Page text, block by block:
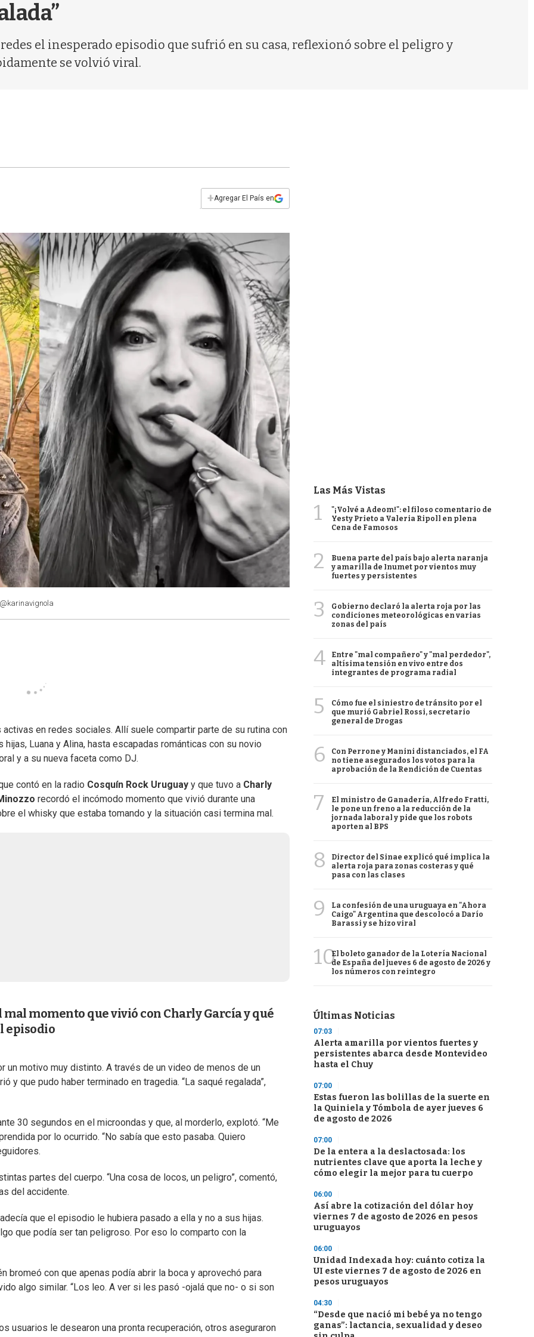
el inesperado episodio que sufrió en su casa, reflexionó sobre el peligro y
se volvió viral.
+Agregar El País en
@karinavignola
en redes sociales. Allí suele compartir parte de su rutina con
Luana y Alina, hasta escapadas románticas con su novio
y a su nueva faceta como DJ.
contó en la radio Cosquín Rock Uruguay y que tuvo a Charly
recordó el incómodo momento que vivió durante una
el whisky que estaba tomando y la situación casi termina mal.
momento que vivió con Charly García y qué
episodio
un motivo muy distinto. A través de un video de menos de un
y que pudo haber terminado en tragedia. “La saqué regalada”,
30 segundos en el microondas y que, al morderlo, explotó. “Me
por lo ocurrido. “No sabía que esto pasaba. Quiero
partes del cuerpo. “Una cosa de locos, un peligro”, comentó,
del accidente.
que el episodio le hubiera pasado a ella y no a sus hijas.
que podía ser tan peligroso. Por eso lo comparto con la
bromeó con que apenas podía abrir la boca y aprovechó para
algo similar. “Los leo. A ver si les pasó -ojalá que no- o si son
usuarios le desearon una pronta recuperación, otros aseguraron
Las Más Vistas
1
"¡Volvé a Adeom!": el filoso comentario de
Yesty Prieto a Valeria Ripoll en plena
Cena de Famosos
2
Buena parte del país bajo alerta naranja
y amarilla de Inumet por vientos muy
fuertes y persistentes
3
Gobierno declaró la alerta roja por las
condiciones meteorológicas en varias
zonas del país
4
Entre "mal compañero" y "mal perdedor",
altísima tensión en vivo entre dos
integrantes de programa radial
5
Cómo fue el siniestro de tránsito por el
que murió Gabriel Rossi, secretario
general de Drogas
6
Con Perrone y Manini distanciados, el FA
no tiene asegurados los votos para la
aprobación de la Rendición de Cuentas
7
El ministro de Ganadería, Alfredo Fratti,
le pone un freno a la reducción de la
jornada laboral y pide que los robots
aporten al BPS
8
Director del Sinae explicó qué implica la
alerta roja para zonas costeras y qué
pasa con las clases
9
La confesión de una uruguaya en "Ahora
Caigo" Argentina que descolocó a Darío
Barassi y se hizo viral
10El boleto ganador de la Lotería Nacional
de España del jueves 6 de agosto de 2026 y
los números con reintegro
Últimas Noticias
07:03
Alerta amarilla por vientos fuertes y
persistentes abarca desde Montevideo
hasta el Chuy
07:00
Estas fueron las bolillas de la suerte en
la Quiniela y Tómbola de ayer jueves 6
de agosto de 2026
07:00
De la entera a la deslactosada: los
nutrientes clave que aporta la leche y
cómo elegir la mejor para tu cuerpo
06:00
Así abre la cotización del dólar hoy
viernes 7 de agosto de 2026 en pesos
uruguayos
06:00
Unidad Indexada hoy: cuánto cotiza la
UI este viernes 7 de agosto de 2026 en
pesos uruguayos
04:30
“Desde que nació mi bebé ya no tengo
ganas”: lactancia, sexualidad y deseo